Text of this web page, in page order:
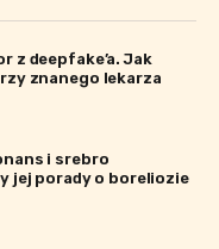
z deepfake’a. Jak
znanego lekarza
i srebro
jej porady o boreliozie